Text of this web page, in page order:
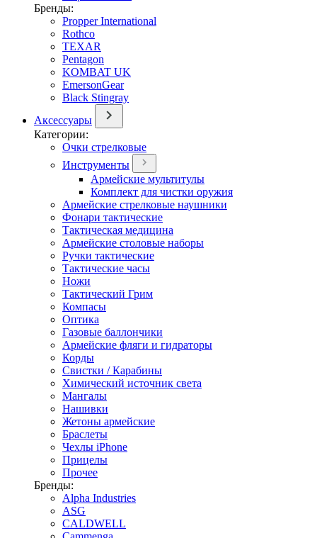
Бренды:
Propper International
Rothco
TEXAR
Pentagon
KOMBAT UK
EmersonGear
Black Stingray
Аксессуары
Категории:
Очки стрелковые
Инструменты
Армейские мультитулы
Комплект для чистки оружия
Армейские стрелковые наушники
Фонари тактические
Тактическая медицина
Армейские столовые наборы
Ручки тактические
Тактические часы
Ножи
Тактический Грим
Компасы
Оптика
Газовые баллончики
Армейские фляги и гидраторы
Корды
Свистки / Карабины
Химический источник света
Мангалы
Нашивки
Жетоны армейские
Браслеты
Чехлы iPhone
Прицелы
Прочее
Бренды:
Alpha Industries
ASG
CALDWELL